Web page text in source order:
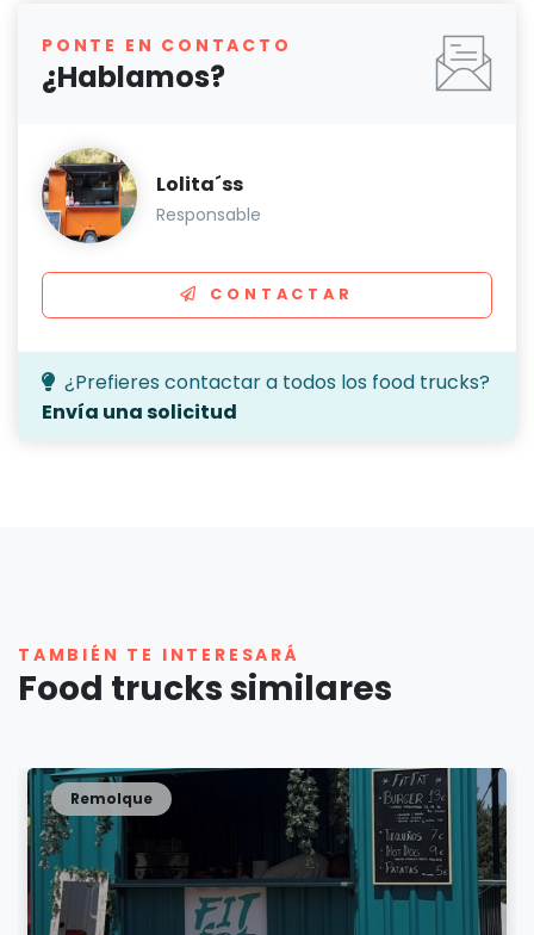
PONTE EN CONTACTO
¿Hablamos?
Lolita´ss
Responsable
CONTACTAR
¿Prefieres contactar a todos los food trucks?
Envía una solicitud
TAMBIÉN TE INTERESARÁ
Food trucks similares
Remolque